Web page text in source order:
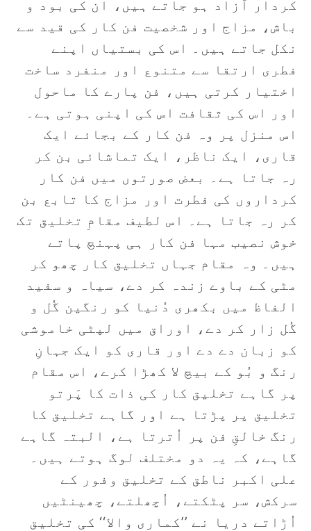
کردار آزاد ہو جاتے ہیں، ان کی بود و
باش، مزاج اور شخصیت فن کار کی قید سے
نکل جاتے ہیں۔ اس کی بستیاں اپنے
فطری ارتقا سے متنوع اور منفرد ساخت
اختیار کرتی ہیں، فن پارے کا ماحول
اور اس کی ثقافت اس کی اپنی ہوتی ہے۔
اس منزل پر وہ فن کار کے بجائے ایک
قاری، ایک ناظر، ایک تماشائی بن کر
رہ جاتا ہے۔ بعض صورتوں میں فن کار
کرداروں کی فطرت اور مزاج کا تابع بن
کر رہ جاتا ہے۔ اس لطیف مقامِ تخلیق تک
خوش نصیب مہا فن کار ہی پہنچ پاتے
ہیں۔ وہ مقام جہاں تخلیق کار چھو کر
مٹی کے باوے زندہ کر دے، سیاہ و سفید
الفاظ میں بکھری دُنیا کو رنگین گُل و
گُل زار کر دے، اوراق میں لپٹی خاموشی
کو زبان دے دے اور قاری کو ایک جہانِ
رنگ و بُو کے بیچ لا کھڑا کرے، اس مقام
پر گاہے تخلیق کار کی ذات کا پَرتو
تخلیق پر پڑتا ہے اور گاہے تخلیق کا
رنگ خالقِ فن پر اُترتا ہے، البتہ گاہے
گاہے، کہ یہ دو مختلف لوگ ہوتے ہیں۔
علی اکبر ناطق کے تخلیق وفور کے
سرکش، سر پٹکتے، اُچھلتے، چھینٹیں
اُڑاتے دریا نے ’’کماری والا‘‘ کی تخلیق